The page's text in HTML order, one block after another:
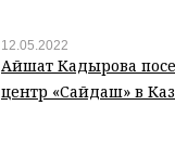
12.05.2022
Айшат Кадырова
центр «Сайдаш» в